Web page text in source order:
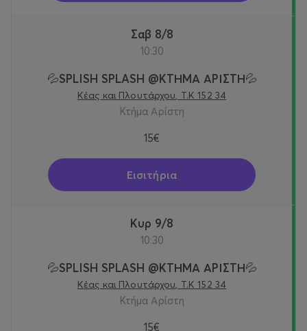
Σαβ 8/8
10:30
💦SPLISH SPLASH @KTΗΜΑ ΑΡΙΣΤΗ💦
Κέας και Πλουτάρχου, Τ.Κ 152 34
Κτήμα Αρίστη
15€
Εισιτήρια
Κυρ 9/8
10:30
💦SPLISH SPLASH @KTΗΜΑ ΑΡΙΣΤΗ💦
Κέας και Πλουτάρχου, Τ.Κ 152 34
Κτήμα Αρίστη
15€